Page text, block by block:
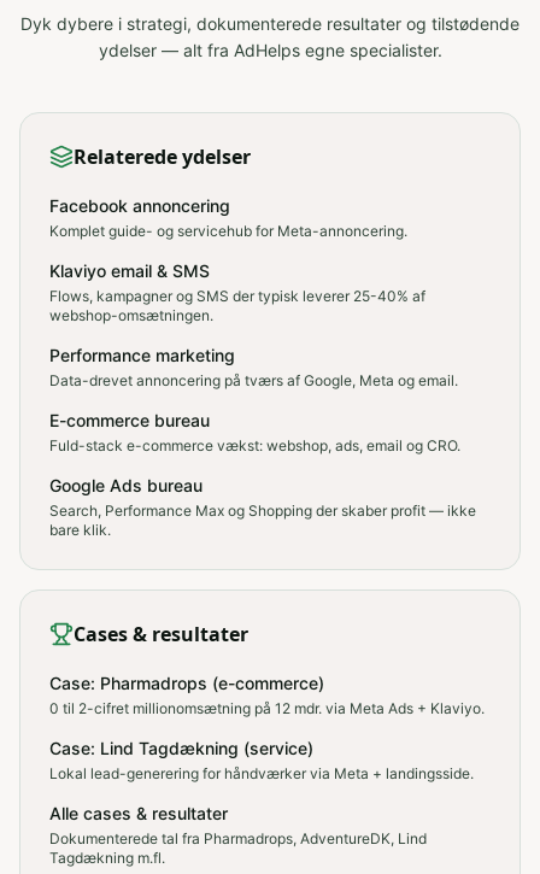
Dyk dybere i strategi, dokumenterede resultater og tilstødende
ydelser — alt fra AdHelps egne specialister.
Relaterede ydelser
Facebook annoncering
Komplet guide- og servicehub for Meta-annoncering.
Klaviyo email & SMS
Flows, kampagner og SMS der typisk leverer 25-40% af
webshop-omsætningen.
Performance marketing
Data-drevet annoncering på tværs af Google, Meta og email.
E-commerce bureau
Fuld-stack e-commerce vækst: webshop, ads, email og CRO.
Google Ads bureau
Search, Performance Max og Shopping der skaber profit — ikke
bare klik.
Cases & resultater
Case: Pharmadrops (e-commerce)
0 til 2-cifret millionomsætning på 12 mdr. via Meta Ads + Klaviyo.
Case: Lind Tagdækning (service)
Lokal lead-generering for håndværker via Meta + landingsside.
Alle cases & resultater
Dokumenterede tal fra Pharmadrops, AdventureDK, Lind
Tagdækning m.fl.